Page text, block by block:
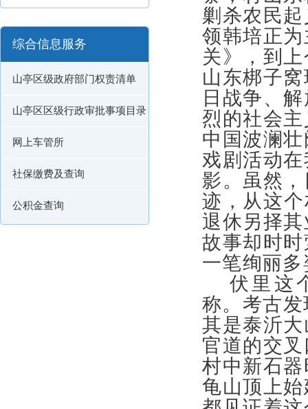
综合信息服务
山亭区级政府部门权责清单
山亭区区级行政审批事项目录
网上车管所
社保缴费及查询
公积金查询
剿杀农民
领韩培正
关》，到
山东梆子
日战争、
烈的社会
中国波澜
戏剧活动
影。虽然
迹，从这
退休另择
故事却时
一笔绚丽
伏里这
称。考古
其是泰沂
官道的交
村中新石
龟山顶上